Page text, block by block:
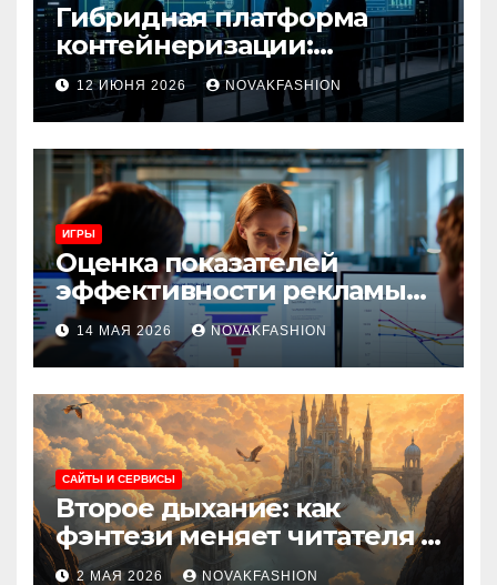
Гибридная платформа
контейнеризации:
архитектура, особенности
и сценарии использования
12 ИЮНЯ 2026 NOVAKFASHION
ИГРЫ
Оценка показателей
эффективности рекламы
при атрибуции
множественных точек
касания
14 МАЯ 2026 NOVAKFASHION
САЙТЫ И СЕРВИСЫ
Второе дыхание: как
фэнтези меняет читателя и
культуру
2 МАЯ 2026 NOVAKFASHION